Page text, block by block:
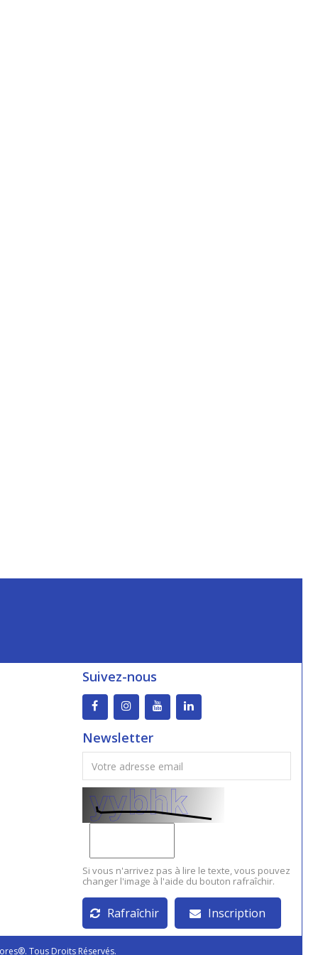
Suivez-nous
Newsletter
Si vous n'arrivez pas à lire le texte, vous pouvez
changer l'image à l'aide du bouton rafraîchir.
Rafraîchir Inscription
Tous Droits Réservés.